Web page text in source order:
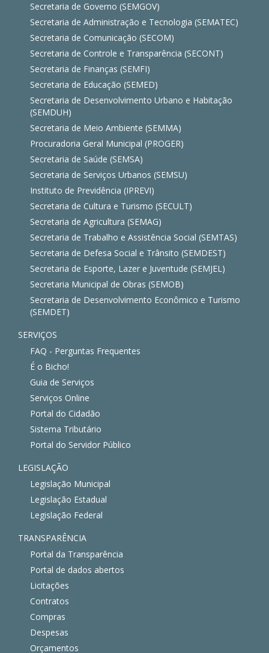
Secretaria de Governo (SEMGOV)
Secretaria de Administração e Tecnologia (SEMATEC)
Secretaria de Comunicação (SECOM)
Secretaria de Controle e Transparência (SECONT)
Secretaria de Finanças (SEMFI)
Secretaria de Educação (SEMED)
Secretaria de Desenvolvimento Urbano e Habitação
(SEMDUH)
Secretaria de Meio Ambiente (SEMMA)
Procuradoria Geral Municipal (PROGER)
Secretaria de Saúde (SEMSA)
Secretaria de Serviços Urbanos (SEMSU)
Instituto de Previdência (IPREVI)
Secretaria de Cultura e Turismo (SECULT)
Secretaria de Agricultura (SEMAG)
Secretaria de Trabalho e Assistência Social (SEMTAS)
Secretaria de Defesa Social e Trânsito (SEMDEST)
Secretaria de Esporte, Lazer e Juventude (SEMJEL)
Secretaria Municipal de Obras (SEMOB)
Secretaria de Desenvolvimento Econômico e Turismo
(SEMDET)
SERVIÇOS
FAQ - Perguntas Frequentes
É o Bicho!
Guia de Serviços
Serviços Online
Portal do Cidadão
Sistema Tributário
Portal do Servidor Público
LEGISLAÇÃO
Legislação Municipal
Legislação Estadual
Legislação Federal
TRANSPARÊNCIA
Portal da Transparência
Portal de dados abertos
Licitações
Contratos
Compras
Despesas
Orçamentos